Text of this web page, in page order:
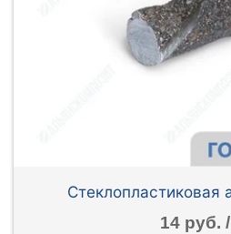
Стеклопластиковая
14 руб.